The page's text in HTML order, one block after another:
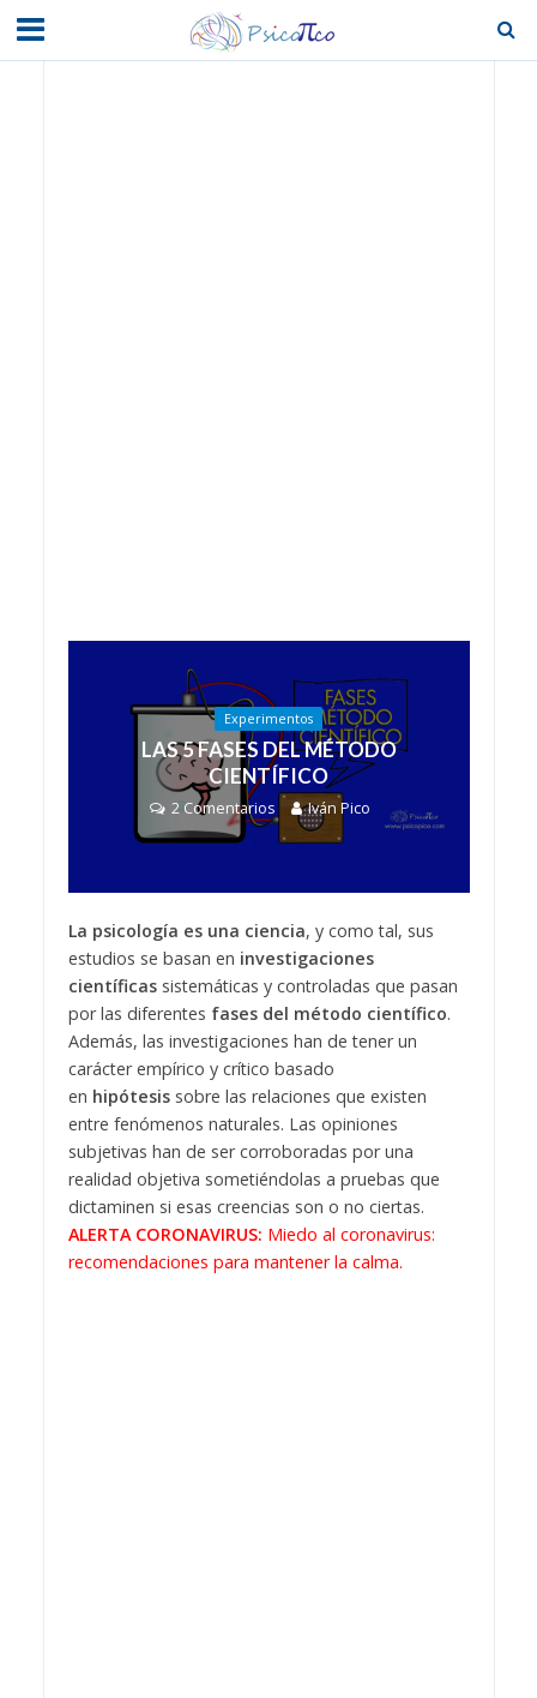
Experimentos
LAS 5 FASES DEL MÉTODO
CIENTÍFICO
2 Comentarios Iván Pico
La psicología es una ciencia, y como tal, sus
estudios se basan en investigaciones
científicassistemáticas y controladas que pasan
por las diferentes fases del método científico.
Además, las investigaciones han de tener un
carácter empírico y crítico basado
en hipótesissobre las relaciones que existen
entre fenómenos naturales. Las opiniones
subjetivas han de ser corroboradas por una
realidad objetiva sometiéndolas a pruebas que
dictaminen si esas creencias son o no ciertas.
ALERTA CORONAVIRUS: Miedo al coronavirus:
recomendaciones para mantener la calma.